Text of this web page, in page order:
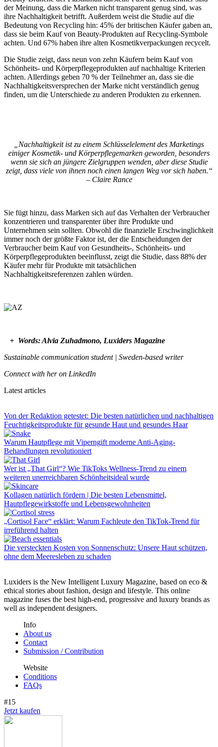
der Meinung, dass die Marken nicht transparent genug sind, was
ihre Nachhaltigkeit betrifft. Außerdem weist die Studie auf die
Bedeutung von Recycling hin: 45% der britischen Käufer gaben an,
dass sie beim Kauf von Beauty-Produkten auf Recycling-Symbole
achten. Und 67% haben ihre alten Kosmetikverpackungen recycelt.
Die Studie zeigt, dass neun von zehn Käufern beim Kauf von
Schönheits- und Körperpflegeprodukten auf nachhaltige Kriterien
achten. Allerdings geben 70 % der Teilnehmer an, dass sie die
Nachhaltigkeitsversprechen der Marke nicht verständlich genug
finden, um die Unterschiede zu anderen Produkten zu erkennen.
„Nachhaltigkeit ist zu einem Schlüsselelement des Marketings
einiger Kosmetik- und Körperpflegemarken geworden, besonders
wenn sie sich an jüngere Zielgruppen wenden, aber diese Studie
zeigt, dass viele von ihnen noch einen langen Weg vor sich haben.“
– Claire Rance
Sie fügt hinzu, dass Marken sich auf das Verhalten der Verbraucher
konzentrieren und transparenter über ihre Produkte und
Unternehmen sein sollten. Obwohl die finanzielle Erschwinglichkeit
immer noch der größte Faktor ist, der die Entscheidungen der
Verbraucher beim Kauf von Gesundheits-, Schönheits- und
Körperpflegeprodukten beeinflusst, zeigt die Studie, dass 88% der
Käufer mehr für Produkte mit tatsächlichen
Nachhaltigkeitsreferenzen zahlen würden.
+ Words: Alvia Zuhadmono, Luxiders Magazine
Sustainable communication student | Sweden-based writer
Connect with her on LinkedIn
Latest articles
Von der Redaktion getestet: Die besten natürlichen und nachhaltigen
Feuchtigkeitsprodukte für gesunde Haut und gesundes Haar
Warum Hautpflege mit Vipern­gift moderne Anti-Aging-
Behandlungen revolutioniert
Wer ist „That Girl“? Wie TikToks Wellness-Trend zu einem
weiteren unerreichbaren Schönheitsideal wurde
Kollagen natürlich fördern | Die besten Lebensmittel,
Hautpflegewirkstoffe und Lebensgewohnheiten
„Cortisol Face“ erklärt: Warum Fachleute den TikTok-Trend für
irreführend halten
Die versteckten Kosten von Sonnenschutz: Unsere Haut schützen,
ohne dem Meeresleben zu schaden
Luxiders is the New Intelligent Luxury Magazine, based on eco &
ethical stories about fashion, design and lifestyle. This online
magazine fuses the best high-end, progressive and luxury brands as
well as independent designers.
Info
About us
Contact
Submission / Contribution
Website
Conditions
FAQs
#15
Jetzt kaufen